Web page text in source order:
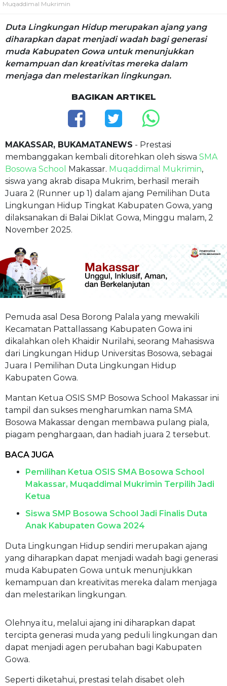
Muqaddimal Mukrimin
Duta Lingkungan Hidup merupakan ajang yang
diharapkan dapat menjadi wadah bagi generasi
muda Kabupaten Gowa untuk menunjukkan
kemampuan dan kreativitas mereka dalam
menjaga dan melestarikan lingkungan.
BAGIKAN ARTIKEL
MAKASSAR, BUKAMATANEWS - Prestasi
membanggakan kembali ditorehkan oleh siswa SMA
Bosowa School Makassar. Muqaddimal Mukrimin,
siswa yang akrab disapa Mukrim, berhasil meraih
Juara 2 (Runner up 1) dalam ajang Pemilihan Duta
Lingkungan Hidup Tingkat Kabupaten Gowa, yang
dilaksanakan di Balai Diklat Gowa, Minggu malam, 2
November 2025.
Pemuda asal Desa Borong Palala yang mewakili
Kecamatan Pattallassang Kabupaten Gowa ini
dikalahkan oleh Khaidir Nurilahi, seorang Mahasiswa
dari Lingkungan Hidup Universitas Bosowa, sebagai
Juara I Pemilihan Duta Lingkungan Hidup
Kabupaten Gowa.
Mantan Ketua OSIS SMP Bosowa School Makassar ini
tampil dan sukses mengharumkan nama SMA
Bosowa Makassar dengan membawa pulang piala,
piagam penghargaan, dan hadiah juara 2 tersebut.
BACA JUGA
Pemilihan Ketua OSIS SMA Bosowa School
Makassar, Muqaddimal Mukrimin Terpilih Jadi
Ketua
Siswa SMP Bosowa School Jadi Finalis Duta
Anak Kabupaten Gowa 2024
Duta Lingkungan Hidup sendiri merupakan ajang
yang diharapkan dapat menjadi wadah bagi generasi
muda Kabupaten Gowa untuk menunjukkan
kemampuan dan kreativitas mereka dalam menjaga
dan melestarikan lingkungan.
Olehnya itu, melalui ajang ini diharapkan dapat
tercipta generasi muda yang peduli lingkungan dan
dapat menjadi agen perubahan bagi Kabupaten
Gowa.
Seperti diketahui, prestasi telah disabet oleh